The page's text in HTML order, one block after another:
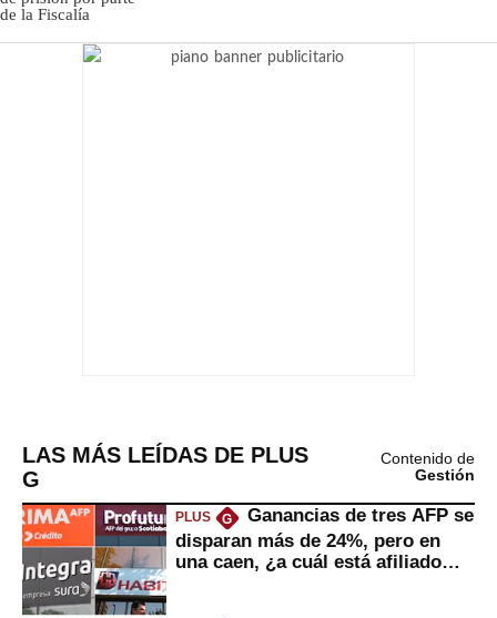
LAS MÁS LEÍDAS DE PLUS
G
Contenido de
Gestión
PLUS G
Ganancias de tres AFP se
disparan más de 24%, pero en
una caen, ¿a cuál está afiliado